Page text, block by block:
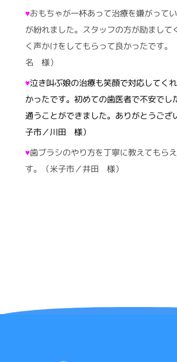
♥おもちゃが一杯あって治療を嫌がって
が紛れました。スタッフの方が励まして
く声かけをしてもらって良かったです。
名 様）
♥泣き叫ぶ娘の治療も笑顔で対応してく
かったです。初めての歯医者で不安でし
通うことができました。ありがとうござ
子市／川田 様）
♥歯ブラシのやり方を丁寧に教えてもら
す。（米子市／井田 様）